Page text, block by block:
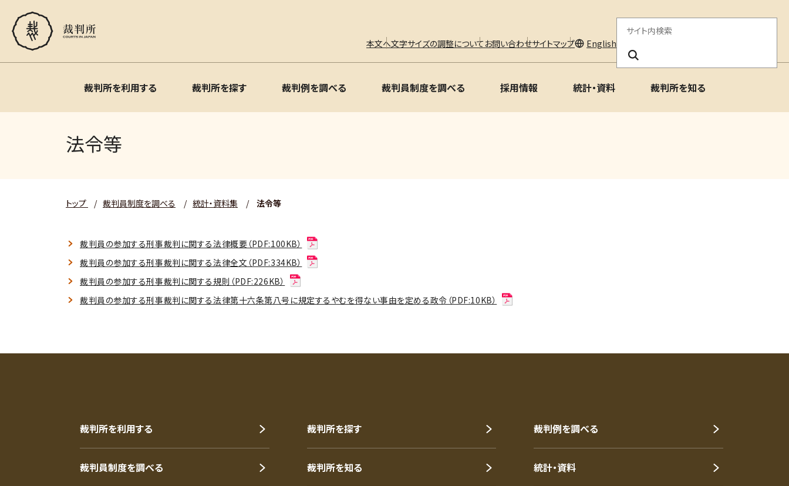
本文へ文字サイズの調整について お問い合わせサイトマップ English
サ
イ
ト
検
裁判所を利用する 裁判所を探す 裁判例を調べる 裁判員制度を調べる 採用情報 統計・資料 裁判所を知る
法令等
トップ / 裁判員制度を調べる / 統計・資料集 / 法令等
裁判員の参加する刑事裁判に関する法律概要（PDF:100KB）
裁判員の参加する刑事裁判に関する法律全文（PDF:334KB）
裁判員の参加する刑事裁判に関する規則（PDF:226KB）
裁判員の参加する刑事裁判に関する法律第十六条第八号に規定するやむを得ない事由を定める政令（PDF:10KB）
裁判所を利用する 裁判所を探す 裁判例を調べる
裁判員制度を調べる 裁判所を知る 統計・資料